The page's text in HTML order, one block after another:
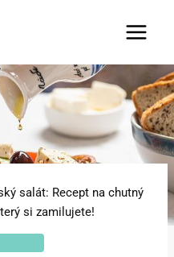
salát: Recept na chutný
si zamilujete!